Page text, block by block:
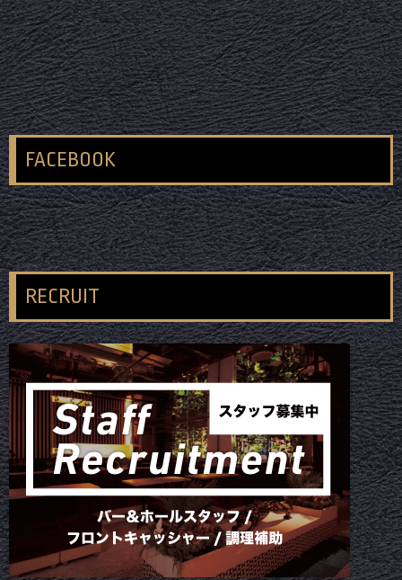
FACEBOOK
RECRUIT